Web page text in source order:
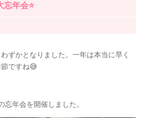
忘年会⭐️
ずかとなりました。一年は本当に早く
ですね😅
忘年会を開催しました。